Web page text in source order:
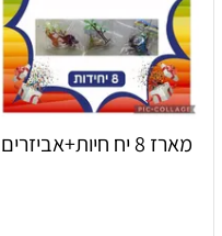
מארז 8 יח חיות+אביזרים